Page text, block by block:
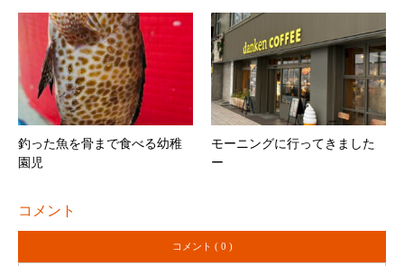
釣った魚を骨まで食べる幼稚
園児
モーニングに行ってきました
ー
コメント
コメント ( 0 )